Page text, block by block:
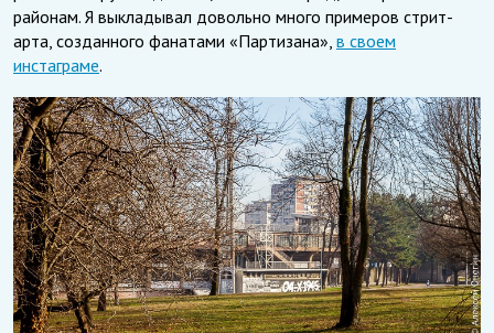
районам. Я выкладывал довольно много примеров стрит-
арта, созданного фанатами «Партизана», в своем
инстаграме.